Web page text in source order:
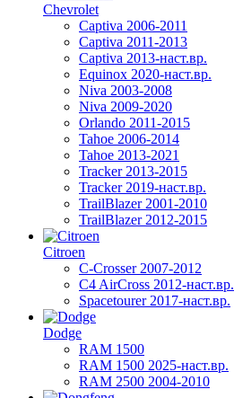
Chevrolet
Captiva 2006-2011
Captiva 2011-2013
Captiva 2013-наст.вр.
Equinox 2020-наст.вр.
Niva 2003-2008
Niva 2009-2020
Orlando 2011-2015
Tahoe 2006-2014
Tahoe 2013-2021
Tracker 2013-2015
Tracker 2019-наст.вр.
TrailBlazer 2001-2010
TrailBlazer 2012-2015
Citroen
C-Crosser 2007-2012
C4 AirCross 2012-наст.вр.
Spacetourer 2017-наст.вр.
Dodge
RAM 1500
RAM 1500 2025-наст.вр.
RAM 2500 2004-2010